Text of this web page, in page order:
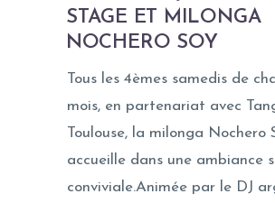
STAGE ET MILONGA
NOCHERO SOY
Tous les 4èmes samedis de
mois, en partenariat avec
Toulouse, la milonga Nochero
accueille dans une ambiance
conviviale.Animée par le DJ